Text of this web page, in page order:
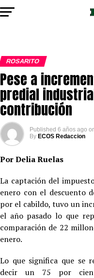
ROSARITO
Pese a
predial
contribución
Published 6 años ago
By ECOS Redaccion
Por Delia Ruelas
La captación del
enero con el descuento
por el cabildo, tuvo un
el año pasado lo que
comparación de 22
enero.
Lo que significa que se
decir un 75 por